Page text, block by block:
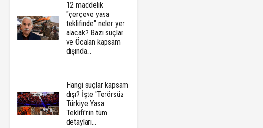
12 maddelik
"çerçeve yasa
teklifinde" neler yer
alacak? Bazı suçlar
ve Öcalan kapsam
dışında…
Hangi suçlar kapsam
dışı? İşte 'Terörsüz
Türkiye Yasa
Teklifi'nin tüm
detayları...